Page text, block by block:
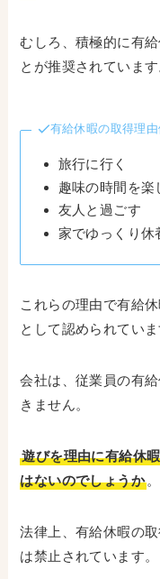
むしろ、積極的に有
とが推奨されています
有給休暇の取得理由
旅行に行く
趣味の時間を楽
友人と過ごす
家でゆっくり休
これらの理由で有給
として認められていま
会社は、従業員の有
きません。
遊びを理由に有給休
はないのでしょうか 。
法律上、有給休暇の
は禁止されています。